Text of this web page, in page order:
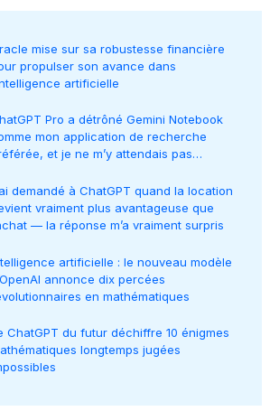
mise sur sa robustesse financière
propulser son avance dans
artificielle
Pro a détrôné Gemini Notebook
mon application de recherche
et je ne m’y attendais pas…
demandé à ChatGPT quand la location
vraiment plus avantageuse que
— la réponse m’a vraiment surpris
artificielle : le nouveau modèle
annonce dix percées
en mathématiques
ChatGPT du futur déchiffre 10 énigmes
longtemps jugées